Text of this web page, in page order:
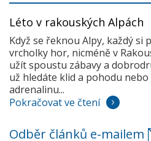
Léto v rakouských Alpách
Když se řeknou Alpy, každý si
vrcholky hor, nicméně v
užít spoustu zábavy a
už hledáte klid a pohodu nebo
adrenalinu...
Pokračovat ve čtení
Odběr článků e-mailem